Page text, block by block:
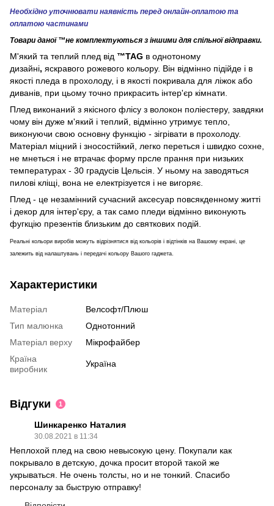
Необхідно уточнювати наявність перед онлайн-оплатою та
оплатою частинами
Товари даної ™не комплектуються з іншими для спільної відправки.
М'який та теплий плед від ™TAG в однотоному
дизайні, яскравого рожевого кольору. Він відмінно підійде і в
якості пледа в прохолоду, і в якості покривала для ліжок або
диванів, при цьому точно прикрасить інтер'єр кімнати.
Плед виконаний з якісного флісу з волокон поліестеру, завдяки
чому він дуже м'який і теплий, відмінно утримує тепло,
виконуючи свою основну функцію - зігрівати в прохолоду.
Матеріал міцний і зносостійкий, легко переться і швидко сохне,
не мнеться і не втрачає форму прсле прання при низьких
температурах - 30 градусів Цельсія. У ньому на заводяться
пилові кліщі, вона не електрізуется і не вигоряє.
Плед - це незамінний сучасний аксесуар повсякденному житті
і декор для інтер'єру, а так само пледи відмінно виконують
фугкцію презентів близьким до святкових подій.
Реальні кольори виробів можуть відрізнятися від кольорів і відтінків на Вашому екрані, це
залежить від налаштувань і передачі кольору Вашого гаджета.
Характеристики
Матеріал
Велсофт/Плюш
Тип малюнка
Однотонний
Матеріал верху
Мікрофайбер
Країна
виробник
Україна
Відгуки 1
Шинкаренко Наталия
30.08.2021 в 11:34
Неплохой плед на свою невысокую цену. Покупали как
покрывало в детскую, дочка просит второй такой же
укрываться. Не очень толсты, но и не тонкий. Спасибо
персоналу за быструю отправку!